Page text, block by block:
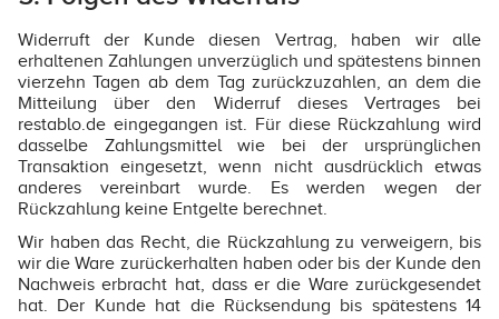
Widerruft der Kunde diesen Vertrag, haben wir alle
erhaltenen Zahlungen unverzüglich und spätestens binnen
vierzehn Tagen ab dem Tag zurückzuzahlen, an dem die
Mitteilung über den Widerruf dieses Vertrages bei
restablo.de eingegangen ist. Für diese Rückzahlung wird
dasselbe Zahlungsmittel wie bei der ursprünglichen
Transaktion eingesetzt, wenn nicht ausdrücklich etwas
anderes vereinbart wurde. Es werden wegen der
Rückzahlung keine Entgelte berechnet.
Wir haben das Recht, die Rückzahlung zu verweigern, bis
wir die Ware zurückerhalten haben oder bis der Kunde den
Nachweis erbracht hat, dass er die Ware zurückgesendet
hat. Der Kunde hat die Rücksendung bis spätestens 14